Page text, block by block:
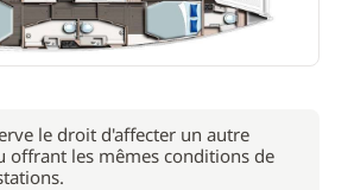
le droit d'affecter un autre
offrant les mêmes conditions de